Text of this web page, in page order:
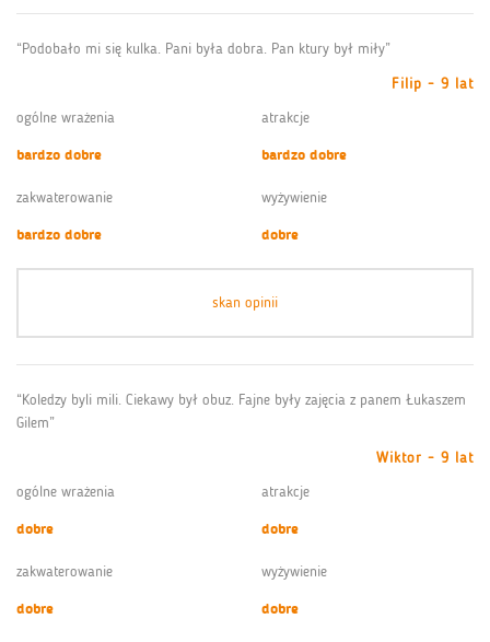
“Podobało mi się kulka. Pani była dobra. Pan ktury był miły”
Filip - 9 lat
ogólne wrażenia
bardzo dobre
atrakcje
bardzo dobre
zakwaterowanie
bardzo dobre
wyżywienie
dobre
skan opinii
“Koledzy byli mili. Ciekawy był obuz. Fajne były zajęcia z panem Łukaszem
Gilem”
Wiktor - 9 lat
ogólne wrażenia
dobre
atrakcje
dobre
zakwaterowanie
dobre
wyżywienie
dobre